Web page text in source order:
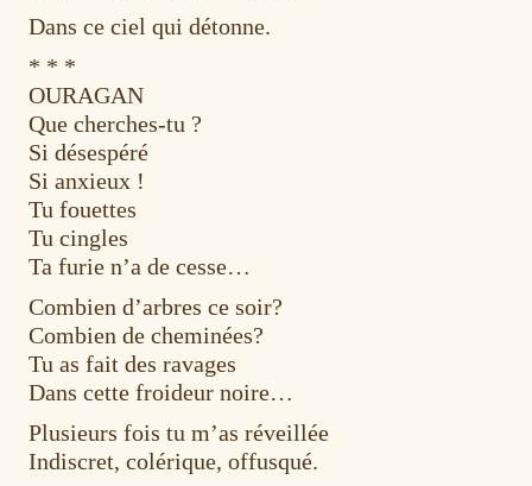
Dans ce ciel qui détonne.
* * *
OURAGAN
Que cherches-tu ?
Si désespéré
Si anxieux !
Tu fouettes
Tu cingles
Ta furie n’a de cesse…
Combien d’arbres ce soir?
Combien de cheminées?
Tu as fait des ravages
Dans cette froideur noire…
Plusieurs fois tu m’as réveillée
Indiscret, colérique, offusqué.